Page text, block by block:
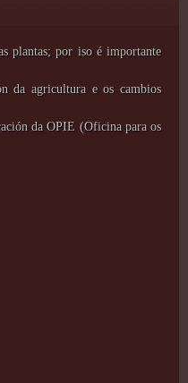
plantas; por iso é importante
da agricultura e os cambios
da OPIE (Oficina para os